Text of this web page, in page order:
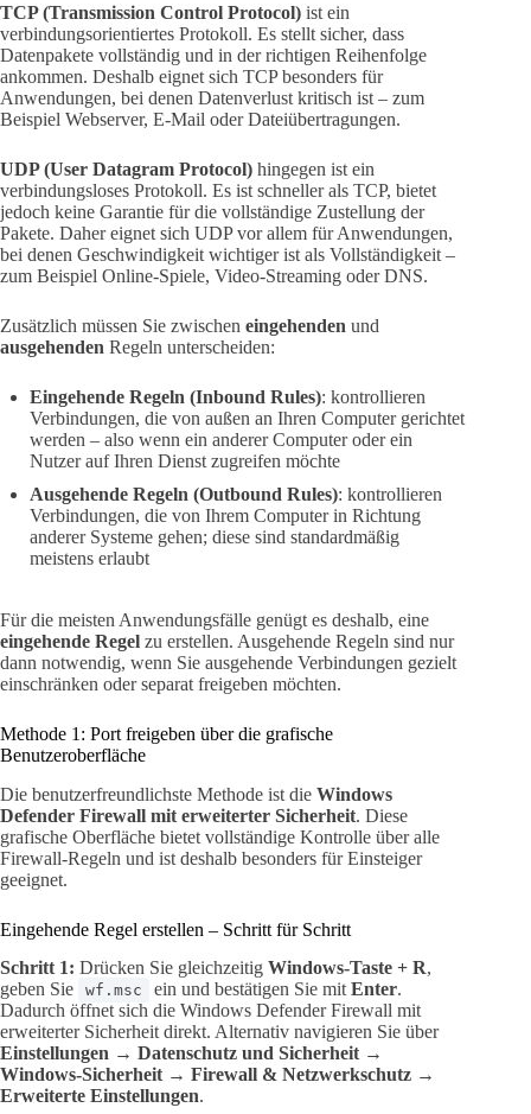
TCP (Transmission Control Protocol) ist ein
verbindungsorientiertes Protokoll. Es stellt sicher, dass
Datenpakete vollständig und in der richtigen Reihenfolge
ankommen. Deshalb eignet sich TCP besonders für
Anwendungen, bei denen Datenverlust kritisch ist – zum
Beispiel Webserver, E-Mail oder Dateiübertragungen.
UDP (User Datagram Protocol) hingegen ist ein
verbindungsloses Protokoll. Es ist schneller als TCP, bietet
jedoch keine Garantie für die vollständige Zustellung der
Pakete. Daher eignet sich UDP vor allem für Anwendungen,
bei denen Geschwindigkeit wichtiger ist als Vollständigkeit –
zum Beispiel Online-Spiele, Video-Streaming oder DNS.
Zusätzlich müssen Sie zwischen eingehenden und
ausgehenden Regeln unterscheiden:
Eingehende Regeln (Inbound Rules): kontrollieren
Verbindungen, die von außen an Ihren Computer gerichtet
werden – also wenn ein anderer Computer oder ein
Nutzer auf Ihren Dienst zugreifen möchte
Ausgehende Regeln (Outbound Rules): kontrollieren
Verbindungen, die von Ihrem Computer in Richtung
anderer Systeme gehen; diese sind standardmäßig
meistens erlaubt
Für die meisten Anwendungsfälle genügt es deshalb, eine
eingehende Regel zu erstellen. Ausgehende Regeln sind nur
dann notwendig, wenn Sie ausgehende Verbindungen gezielt
einschränken oder separat freigeben möchten.
Methode 1: Port freigeben über die grafische
Benutzeroberfläche
Die benutzerfreundlichste Methode ist die Windows
Defender Firewall mit erweiterter Sicherheit. Diese
grafische Oberfläche bietet vollständige Kontrolle über alle
Firewall-Regeln und ist deshalb besonders für Einsteiger
geeignet.
Eingehende Regel erstellen – Schritt für Schritt
Schritt 1: Drücken Sie gleichzeitig Windows-Taste + R,
geben Sie
wf.msc ein und bestätigen Sie mit Enter.
Dadurch öffnet sich die Windows Defender Firewall mit
erweiterter Sicherheit direkt. Alternativ navigieren Sie über
Einstellungen → Datenschutz und Sicherheit →
Windows-Sicherheit → Firewall & Netzwerkschutz →
Erweiterte Einstellungen.